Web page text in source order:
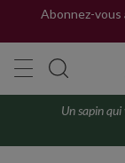
Abonnez-vous
Un sapin